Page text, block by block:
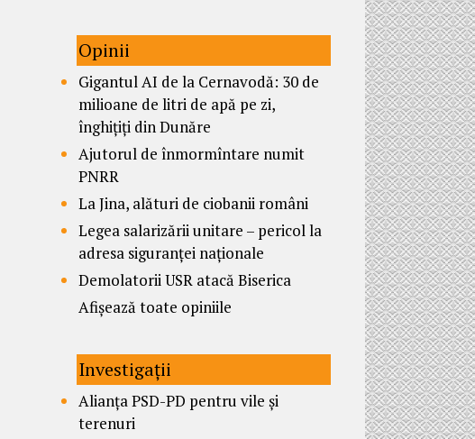
Opinii
Gigantul AI de la Cernavodă: 30 de
milioane de litri de apă pe zi,
înghițiți din Dunăre
Ajutorul de înmormîntare numit
PNRR
La Jina, alături de ciobanii români
Legea salarizării unitare – pericol la
adresa siguranței naționale
Demolatorii USR atacă Biserica
Afișează toate opiniile
Investigații
Alianța PSD-PD pentru vile și
terenuri